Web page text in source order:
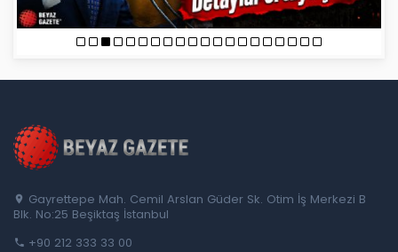
Gayrettepe Mah. Cemil Arslan Güder Sk. Otim İş Merkezi B
Blk. No:25 Beşiktaş İstanbul
+90 212 333 33 00